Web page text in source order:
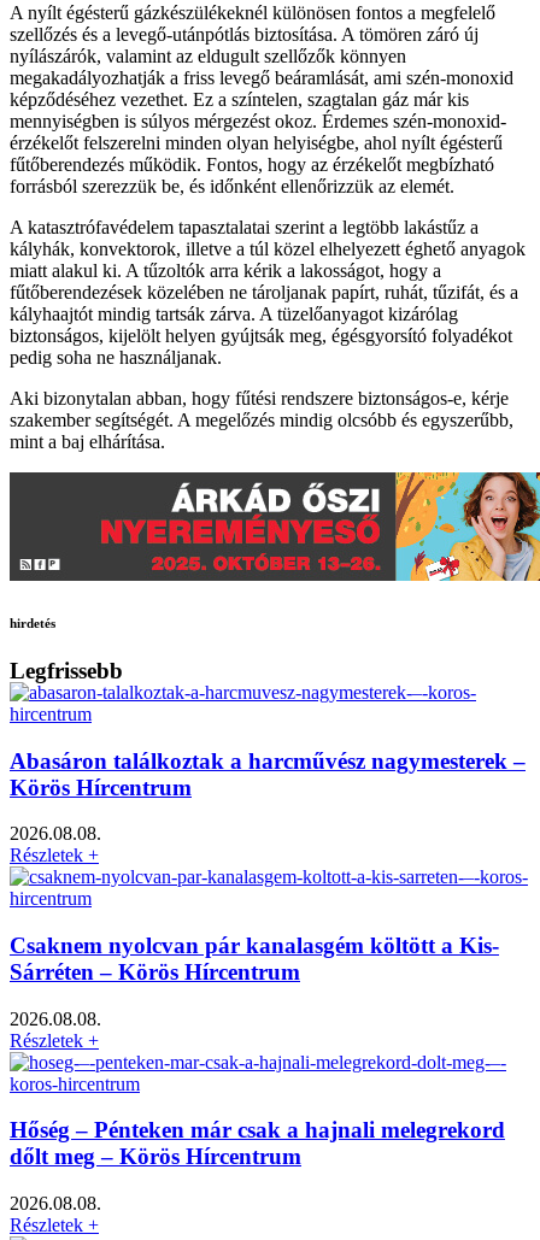
A nyílt égésterű gázkészülékeknél különösen fontos a megfelelő
szellőzés és a levegő-utánpótlás biztosítása. A tömören záró új
nyílászárók, valamint az eldugult szellőzők könnyen
megakadályozhatják a friss levegő beáramlását, ami szén-monoxid
képződéséhez vezethet. Ez a színtelen, szagtalan gáz már kis
mennyiségben is súlyos mérgezést okoz. Érdemes szén-monoxid-
érzékelőt felszerelni minden olyan helyiségbe, ahol nyílt égésterű
fűtőberendezés működik. Fontos, hogy az érzékelőt megbízható
forrásból szerezzük be, és időnként ellenőrizzük az elemét.
A katasztrófavédelem tapasztalatai szerint a legtöbb lakástűz a
kályhák, konvektorok, illetve a túl közel elhelyezett éghető anyagok
miatt alakul ki. A tűzoltók arra kérik a lakosságot, hogy a
fűtőberendezések közelében ne tároljanak papírt, ruhát, tűzifát, és a
kályhaajtót mindig tartsák zárva. A tüzelőanyagot kizárólag
biztonságos, kijelölt helyen gyújtsák meg, égésgyorsító folyadékot
pedig soha ne használjanak.
Aki bizonytalan abban, hogy fűtési rendszere biztonságos-e, kérje
szakember segítségét. A megelőzés mindig olcsóbb és egyszerűbb,
mint a baj elhárítása.
hirdetés
Legfrissebb
Abasáron találkoztak a harcművész nagymesterek –
Körös Hírcentrum
2026.08.08.
Részletek +
Csaknem nyolcvan pár kanalasgém költött a Kis-
Sárréten – Körös Hírcentrum
2026.08.08.
Részletek +
Hőség – Pénteken már csak a hajnali melegrekord
dőlt meg – Körös Hírcentrum
2026.08.08.
Részletek +